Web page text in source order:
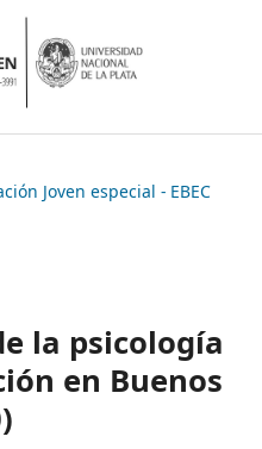
Joven especial - EBEC
la psicología
en Buenos